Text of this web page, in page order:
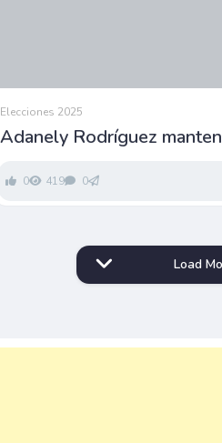
Elecciones 2025
Adanely Rodríguez
0 419 0
Load